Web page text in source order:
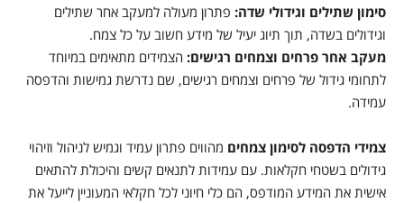
סימון שתילים וגידולי שדה: פתרון מעולה למעקב אחר שתילים
וגידולים בשדה, תוך תיוג יעיל של מידע חשוב על כל צמח.
מעקב אחר פרחים וצמחים רגישים: הצמידים מתאימים במיוחד
לתחומי גידול של פרחים וצמחים רגישים, שם נדרשת גמישות והדפסה
עמידה.
צמידי הדפסה לסימון צמחים מהווים פתרון עמיד וגמיש לניהול וזיהוי
גידולים בשטחי חקלאות. עם עמידות לתנאים קשים והיכולת להתאים
אישית את המידע המודפס, הם כלי חיוני לכל חקלאי המעוניין לייעל את